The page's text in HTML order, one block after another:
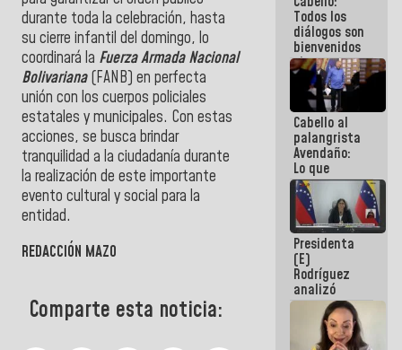
durante toda la celebración, hasta
su cierre infantil del domingo, lo
coordinará la Fuerza Armada Nacional
Bolivariana(FANB) en perfecta
unión con los cuerpos policiales
estatales y municipales. Con estas
acciones, se busca brindar
tranquilidad a la ciudadanía durante
la realización de este importante
evento cultural y social para la
entidad.
REDACCIÓN MAZO
Comparte esta noticia:
Todos los
diálogos son
bienvenidos
siempre que
estén en el
marco de la
Constitución
de la
República
Cabello al
palangrista
Avendaño:
Lo que
vayas a
escribir
hazlo hoy
por que no
sabemos si
la semana
que viene
hay
programa
Presidenta
(E)
Rodríguez
analizó
junto a
gobernadores
planes de